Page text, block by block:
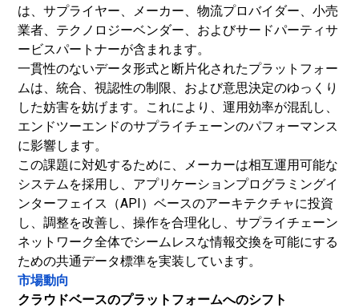
は、サプライヤー、メーカー、物流プロバイダー、小売
業者、テクノロジーベンダー、およびサードパーティサ
ービスパートナーが含まれます。
一貫性のないデータ形式と断片化されたプラットフォー
ムは、統合、視認性の制限、および意思決定のゆっくり
した妨害を妨げます。これにより、運用効率が混乱し、
エンドツーエンドのサプライチェーンのパフォーマンス
に影響します。
この課題に対処するために、メーカーは相互運用可能な
システムを採用し、アプリケーションプログラミングイ
ンターフェイス（API）ベースのアーキテクチャに投資
し、調整を改善し、操作を合理化し、サプライチェーン
ネットワーク全体でシームレスな情報交換を可能にする
ための共通データ標準を実装しています。
市場動向
クラウドベースのプラットフォームへのシフト